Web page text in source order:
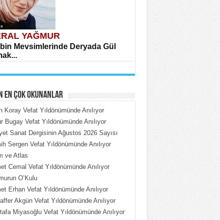
YAĞMUR
Mevsimlerinde Deryada Gül
ÇOBAN
Put Dışardaki Maskeler...
EN ÇOK OKUNANLAR
Koray Vefat Yıldönümünde Anılıyor
Bugay Vefat Yıldönümünde Anılıyor
Sanat Dergisinin Ağustos 2026 Sayısı
Sergen Vefat Yıldönümünde Anılıyor
ve Atlas
Cemal Vefat Yıldönümünde Anılıyor
O’Kulu
Erhan Vefat Yıldönümünde Anılıyor
Akgün Vefat Yıldönümünde Anılıyor
Miyasoğlu Vefat Yıldönümünde Anılıyor